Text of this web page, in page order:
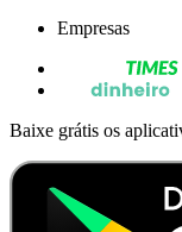
Empresas
Baixe grátis os